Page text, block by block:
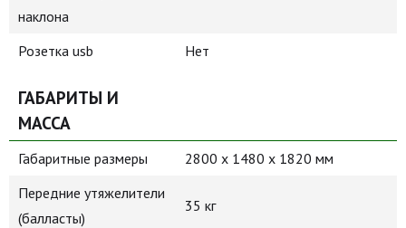
наклона
Розетка usb Нет
ГАБАРИТЫ И
МАССА
Габаритные размеры
2800 х 1480 х 1820 мм
Передние утяжелители
(балласты)
35 кг